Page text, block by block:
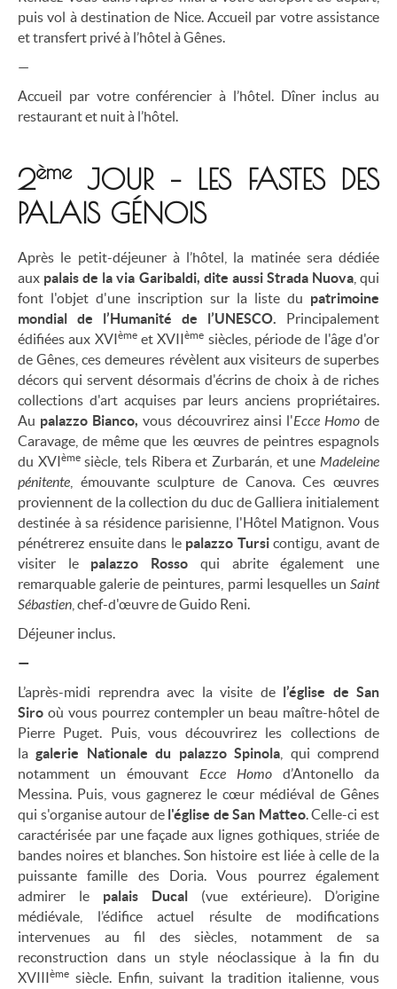
puis vol à destination de Nice. Accueil par votre assistance
et transfert privé à l’hôtel à Gênes.
—
Accueil par votre conférencier à l’hôtel. Dîner inclus au
restaurant et nuit à l’hôtel.
2èmeJOUR – LES FASTES DES
PALAIS GÉNOIS
Après le petit-déjeuner à l’hôtel, la matinée sera dédiée
aux palais de la via Garibaldi, dite aussi Strada Nuova, qui
font l'objet d'une inscription sur la liste du patrimoine
mondial de l’Humanité de l’UNESCO. Principalement
édifiées aux XVIèmeet XVIIème siècles, période de l'âge d'or
de Gênes, ces demeures révèlent aux visiteurs de superbes
décors qui servent désormais d'écrins de choix à de riches
collections d'art acquises par leurs anciens propriétaires.
Au palazzo Bianco, vous découvrirez ainsi l'Ecce Homo de
Caravage, de même que les œuvres de peintres espagnols
du XVIèmesiècle, tels Ribera et Zurbarán, et une Madeleine
pénitente , émouvante sculpture de Canova. Ces œuvres
proviennent de la collection du duc de Galliera initialement
destinée à sa résidence parisienne, l'Hôtel Matignon. Vous
pénétrerez ensuite dans le palazzo Tursicontigu, avant de
visiter le palazzo Rosso qui abrite également une
remarquable galerie de peintures, parmi lesquelles un Saint
Sébastien , chef-d'œuvre de Guido Reni.
Déjeuner inclus.
—
L’après-midi reprendra avec la visite de l’église de San
Siro où vous pourrez contempler un beau maître-hôtel de
Pierre Puget. Puis, vous découvrirez les collections de
la galerie Nationale du palazzo Spinola , qui comprend
notamment un émouvant Ecce Homo d’Antonello da
Messina. Puis, vous gagnerez le cœur médiéval de Gênes
qui s'organise autour de l'église de San Matteo. Celle-ci est
caractérisée par une façade aux lignes gothiques, striée de
bandes noires et blanches. Son histoire est liée à celle de la
puissante famille des Doria. Vous pourrez également
admirer le palais Ducal (vue extérieure). D’origine
médiévale, l’édifice actuel résulte de modifications
intervenues au fil des siècles, notamment de sa
reconstruction dans un style néoclassique à la fin du
XVIIIème siècle. Enfin, suivant la tradition italienne, vous